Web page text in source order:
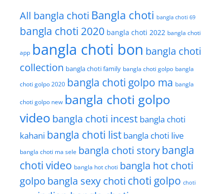
All bangla choti Bangla choti bangla choti 69
bangla choti 2020 bangla choti 2022 bangla choti
app bangla choti bon bangla choti
collection bangla choti family bangla choti golpo bangla
choti golpo 2020 bangla choti golpo ma bangla
choti golpo new bangla choti golpo
video bangla choti incest bangla choti
kahani bangla choti list bangla choti live
bangla choti ma sele bangla choti storybangla
choti video bangla hot choti bangla hot choti
golpo bangla sexy choti choti golpo choti